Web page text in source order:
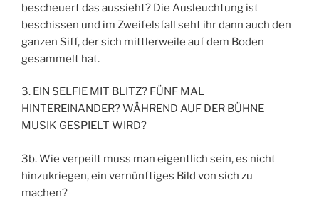
bescheuert das aussieht? Die Ausleuchtung ist
beschissen und im Zweifelsfall seht ihr dann auch den
ganzen Siff, der sich mittlerweile auf dem Boden
gesammelt hat.
3. EIN SELFIE MIT BLITZ? FÜNF MAL
HINTEREINANDER? WÄHREND AUF DER BÜHNE
MUSIK GESPIELT WIRD?
3b. Wie verpeilt muss man eigentlich sein, es nicht
hinzukriegen, ein vernünftiges Bild von sich zu
machen?